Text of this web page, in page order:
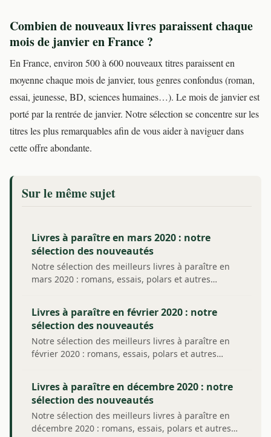
Combien de nouveaux livres paraissent chaque
mois de janvier en France ?
En France, environ 500 à 600 nouveaux titres paraissent en
moyenne chaque mois de janvier, tous genres confondus (roman,
essai, jeunesse, BD, sciences humaines…). Le mois de janvier est
porté par la rentrée de janvier. Notre sélection se concentre sur les
titres les plus remarquables afin de vous aider à naviguer dans
cette offre abondante.
Sur le même sujet
Livres à paraître en mars 2020 : notre
sélection des nouveautés
Notre sélection des meilleurs livres à paraître en
mars 2020 : romans, essais, polars et autres…
Livres à paraître en février 2020 : notre
sélection des nouveautés
Notre sélection des meilleurs livres à paraître en
février 2020 : romans, essais, polars et autres…
Livres à paraître en décembre 2020 : notre
sélection des nouveautés
Notre sélection des meilleurs livres à paraître en
décembre 2020 : romans, essais, polars et autres…